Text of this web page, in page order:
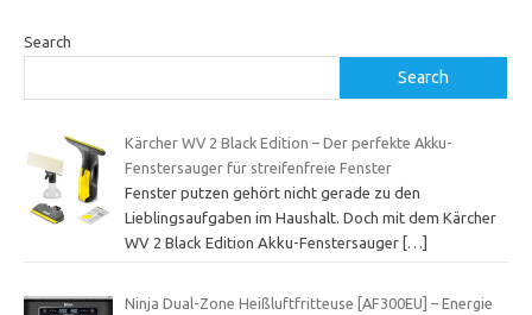
Search
Search
Kärcher WV 2 Black Edition – Der perfekte Akku-
Fenstersauger für streifenfreie Fenster
Fenster putzen gehört nicht gerade zu den
Lieblingsaufgaben im Haushalt. Doch mit dem Kärcher
WV 2 Black Edition Akku-Fenstersauger […]
Ninja Dual-Zone Heißluftfritteuse [AF300EU] – Energie